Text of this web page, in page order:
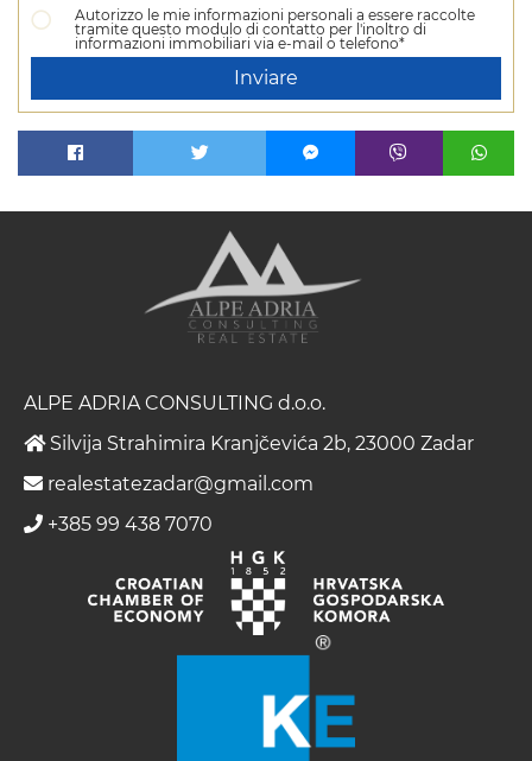
Autorizzo le mie informazioni personali a essere raccolte
tramite questo modulo di contatto per l'inoltro di
informazioni immobiliari via e-mail o telefono*
Inviare
ALPE ADRIA CONSULTING d.o.o.
Silvija Strahimira Kranjčevića 2b, 23000 Zadar
realestatezadar@gmail.com
+385 99 438 7070